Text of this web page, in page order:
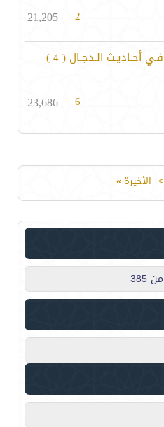
2
21,205
أحـاديـث الـدجـال ( 4 )
6
23,686
> الأخيرة»